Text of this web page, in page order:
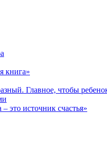
книга»
Главное, чтобы
это источник счастья»